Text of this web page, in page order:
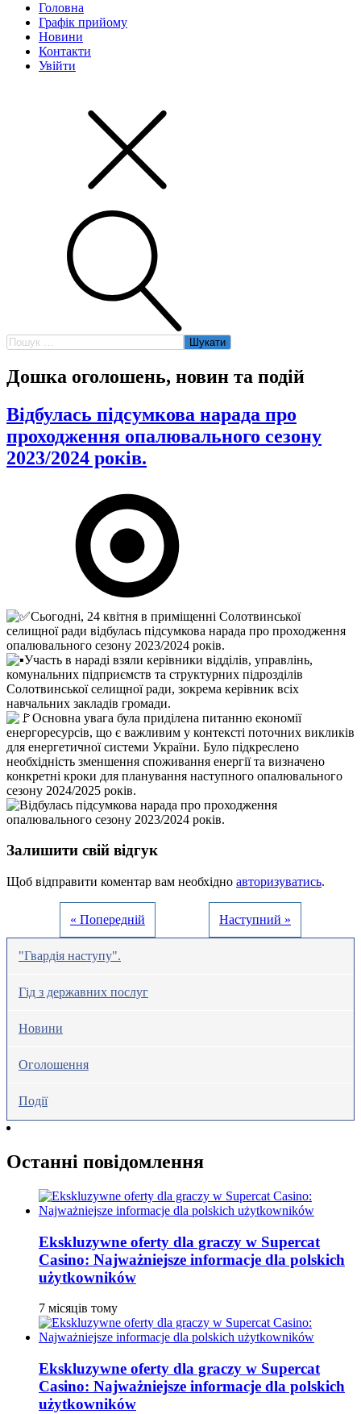
Головна
Графік прийому
Новини
Контакти
Увійти
Пошук:
Дошка оголошень, новин та подій
Відбулась підсумкова нарада про
проходження опалювального сезону
2023/2024 років.
Сьогодні, 24 квітня в приміщенні Солотвинської
селищної ради відбулась підсумкова нарада про проходження
опалювального сезону 2023/2024 років.
Участь в нараді взяли керівники відділів, управлінь,
комунальних підприємств та структурних підрозділів
Солотвинської селищної ради, зокрема керівник всіх
навчальних закладів громади.
Основна увага була приділена питанню економії
енергоресурсів, що є важливим у контексті поточних викликів
для енергетичної системи України. Було підкреслено
необхідність зменшення споживання енергії та визначено
конкретні кроки для планування наступного опалювального
сезону 2024/2025 років.
Залишити свій відгук
Щоб відправити коментар вам необхідно авторизуватись.
« Попередній Наступний »
"Гвардія наступу".
Гід з державних послуг
Новини
Оголошення
Події
Останні повідомлення
Ekskluzywne oferty dla graczy w Supercat
Casino: Najważniejsze informacje dla polskich
użytkowników
7 місяців тому
Ekskluzywne oferty dla graczy w Supercat
Casino: Najważniejsze informacje dla polskich
użytkowników